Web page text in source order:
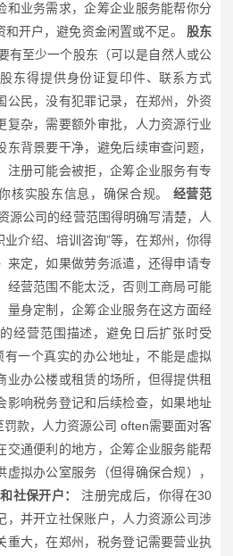
和业务需求，企筹企业服务能帮你分
开户，避免资金闲置或不足。 股东
有至少一个股东（可以是自然人或公
东得提供身份证复印件、联系方式
公民，没有犯罪记录，在郑州，外资
复杂，需要额外审批，人力资源行业
背景要干净，避免后续审查问题，
注册可能会被拒，企筹企业服务有专
核实股东信息，确保合规。 经营范
源公司的经营范围得明确写清楚，人
介绍、培训咨询”等，在郑州，你得
来定，如果做劳务派遣，还得申请专
经营范围不能太泛，否则工商局可能
量身定制，企筹企业服务在这方面经
经营范围描述，避免日后扩张时受
有一个真实的办公地址，不能是虚拟
业办公楼或租赁的场所，但得提供租
影响税务登记和后续检查，如果地址
款，人力资源公司 often需要面对客
交通便利的地方，企筹企业服务能帮
拟办公室服务（但得确保合规），
社保开户：
注册完成后，你得在30
，并开立社保账户，人力资源公司涉
重大，在郑州，税务登记需要营业执